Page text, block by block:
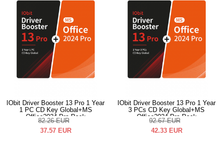
IObit Driver Booster 13 Pro 1 Year
1 PC CD Key Global+MS
Office2024 Pro Pack
82.26 EUR
37.57 EUR
IObit Driver Booster 13 Pro 1 Year
3 PCs CD Key Global+MS
Office2024 Pro Pack
92.67 EUR
42.33 EUR